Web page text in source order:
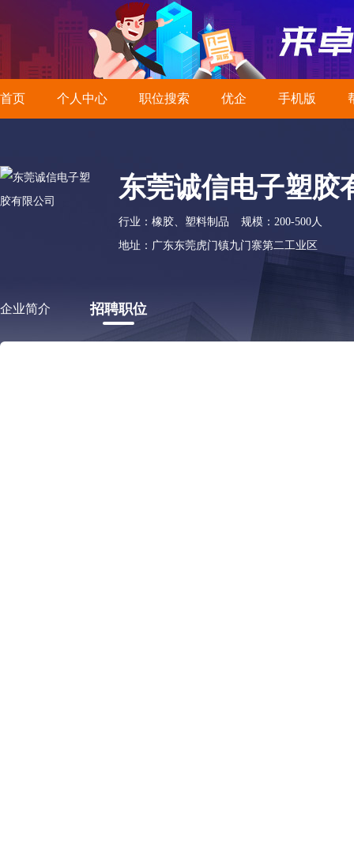
首页 个人中心 职位搜索 优企 手机版
东莞诚信电子塑胶
行业：橡胶、塑料制品
规模：200-500人
地址：广东东莞虎门镇九门寨第二工业区
企业简介 招聘职位